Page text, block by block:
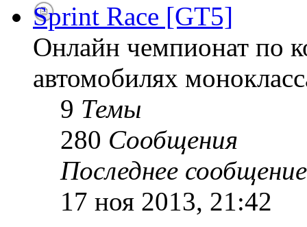
Sprint Race [GT5]
Онлайн чемпионат по
автомобилях
9 Темы
280 Сообщения
Последнее сообщение
17 ноя 2013, 21:42